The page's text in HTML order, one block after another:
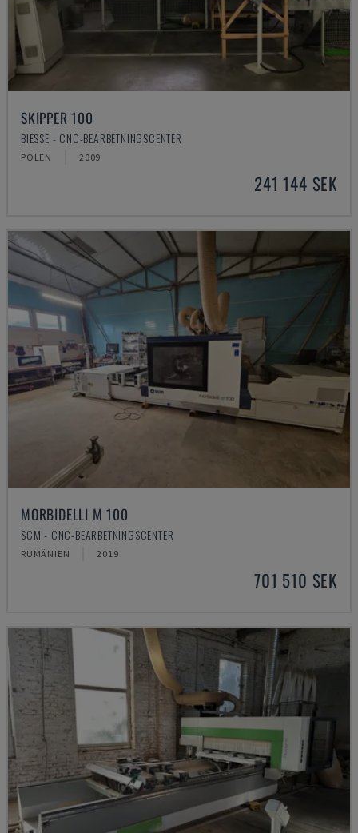
SKIPPER 100
BIESSE - CNC-BEARBETNINGSCENTER
POLEN 2009
241 144 SEK
MORBIDELLI M 100
SCM - CNC-BEARBETNINGSCENTER
RUMÄNIEN 2019
701 510 SEK